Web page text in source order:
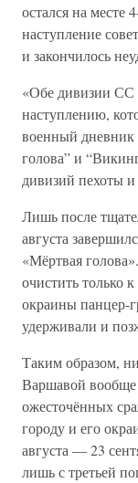
остался на
наступление
и закончилось
«Обе дивизии СС
наступлению,
военный
голова” и
дивизий пехоты
Лишь после
августа
«Мёртвая
очистить только
окраины панцер-
удерживали и
Таким образом,
Варшавой вообще
ожесточённых
городу и его
августа — 23
лишь с третьей